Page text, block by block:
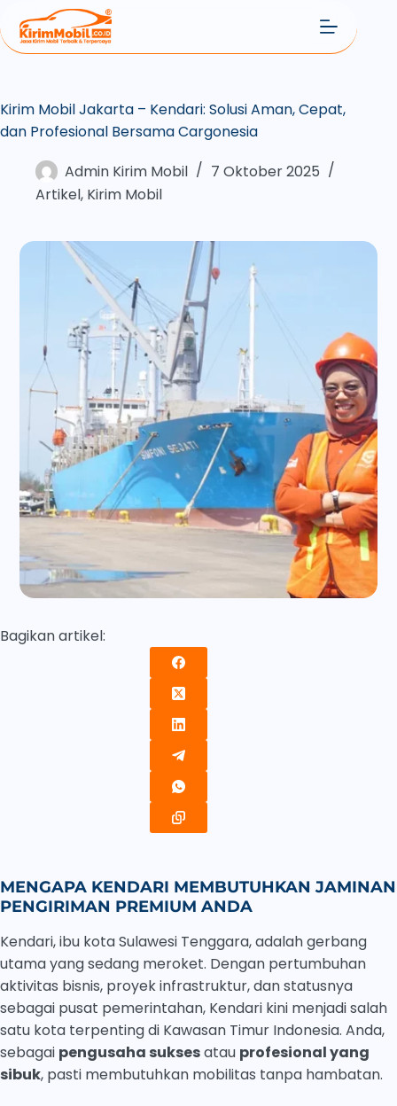
Kirim Mobil Jakarta – Kendari: Solusi Aman, Cepat,
dan Profesional Bersama Cargonesia
Admin Kirim Mobil
7 Oktober 2025
Artikel, Kirim Mobil
Bagikan artikel:
MENGAPA KENDARI MEMBUTUHKAN JAMINAN
PENGIRIMAN PREMIUM ANDA
Kendari, ibu kota Sulawesi Tenggara, adalah gerbang
utama yang sedang meroket. Dengan pertumbuhan
aktivitas bisnis, proyek infrastruktur, dan statusnya
sebagai pusat pemerintahan, Kendari kini menjadi salah
satu kota terpenting di Kawasan Timur Indonesia. Anda,
sebagai pengusaha suksesatau profesional yang
sibuk, pasti membutuhkan mobilitas tanpa hambatan.